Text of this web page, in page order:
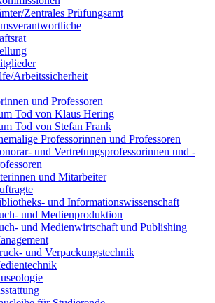
Zentrales Prüfungsamt
Arbeitssicherheit
und Professoren
Tod von Klaus Hering
Tod von Stefan Frank
Professorinnen und Professoren
und Vertretungsprofessorinnen und -
und Mitarbeiter
und Informationswissenschaft
und Medienproduktion
und Medienwirtschaft und Publishing
und Verpackungstechnik